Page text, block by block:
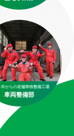
年からの老舗車検整備工場
車両整備部